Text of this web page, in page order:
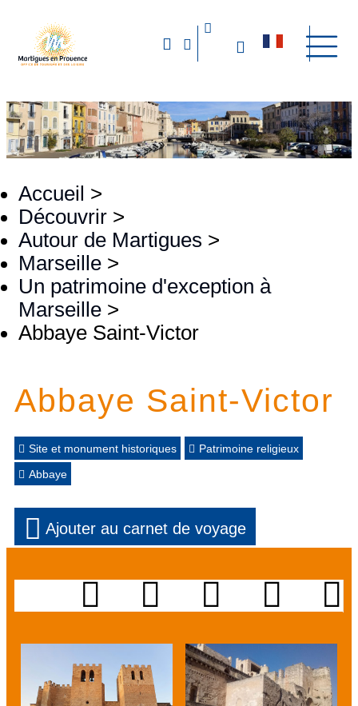
Accueil >
Découvrir >
Autour de Martigues >
Marseille >
Un patrimoine d'exception à
Marseille >
Abbaye Saint-Victor
Abbaye Saint-Victor
Site et monument historiques
Patrimoine religieux
Abbaye
Ajouter au carnet de voyage